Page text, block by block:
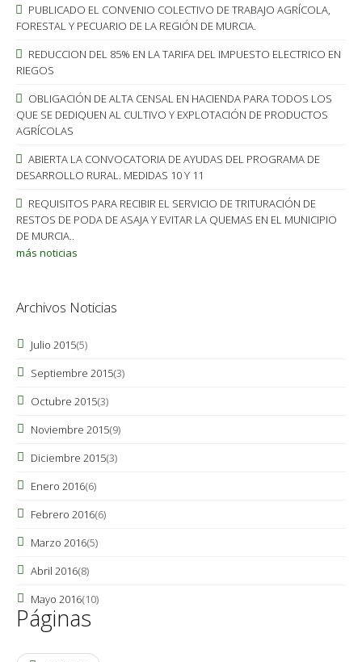
PUBLICADO EL CONVENIO COLECTIVO DE TRABAJO AGRÍCOLA,
FORESTAL Y PECUARIO DE LA REGIÓN DE MURCIA.
REDUCCION DEL 85% EN LA TARIFA DEL IMPUESTO ELECTRICO EN
RIEGOS
OBLIGACIÓN DE ALTA CENSAL EN HACIENDA PARA TODOS LOS
QUE SE DEDIQUEN AL CULTIVO Y EXPLOTACIÓN DE PRODUCTOS
AGRÍCOLAS
ABIERTA LA CONVOCATORIA DE AYUDAS DEL PROGRAMA DE
DESARROLLO RURAL. MEDIDAS 10 Y 11
REQUISITOS PARA RECIBIR EL SERVICIO DE TRITURACIÓN DE
RESTOS DE PODA DE ASAJA Y EVITAR LA QUEMAS EN EL MUNICIPIO
DE MURCIA..
más noticias
Archivos Noticias
Julio 2015(5)
Septiembre 2015(3)
Octubre 2015(3)
Noviembre 2015(9)
Diciembre 2015(3)
Enero 2016(6)
Febrero 2016(6)
Marzo 2016(5)
Abril 2016(8)
Mayo 2016(10)
Páginas